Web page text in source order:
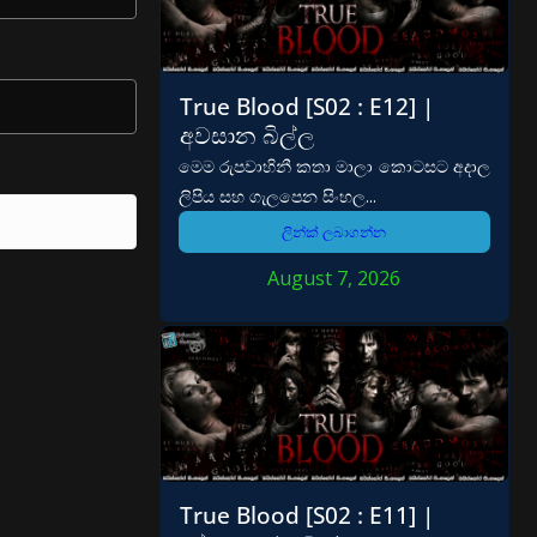
True Blood [S02 : E12] |
අවසාන බිල්ල
මෙම රුපවාහිනී කතා මාලා කොටසට අදාල
ලිපිය සහ ගැලපෙන සිංහල...
ලින්ක් ලබාගන්න
August 7, 2026
True Blood [S02 : E11] |